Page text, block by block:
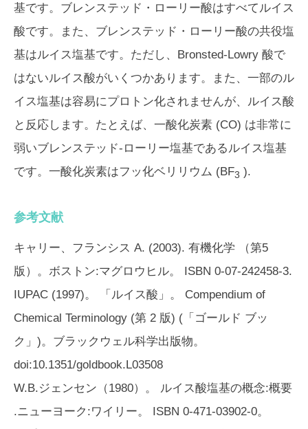
基です。ブレンステッド・ローリー酸はすべてルイス
酸です。また、ブレンステッド・ローリー酸の共役塩
基はルイス塩基です。ただし、Bronsted-Lowry 酸で
はないルイス酸がいくつかあります。また、一部のル
イス塩基は容易にプロトン化されませんが、ルイス酸
と反応します。たとえば、一酸化炭素 (CO) は非常に
弱いブレンステッド-ローリー塩基であるルイス塩基
です。一酸化炭素はフッ化ベリリウム (BF3 ).
参考文献
キャリー、フランシス A. (2003). 有機化学 （第5
版）。ボストン:マグロウヒル。 ISBN 0-07-242458-3.
IUPAC (1997)。 「ルイス酸」。 Compendium of
Chemical Terminology (第 2 版) (「ゴールド ブッ
ク」)。ブラックウェル科学出版物。
doi:10.1351/goldbook.L03508
W.B.ジェンセン（1980）。 ルイス酸塩基の概念:概要
.ニューヨーク:ワイリー。 ISBN 0-471-03902-0。